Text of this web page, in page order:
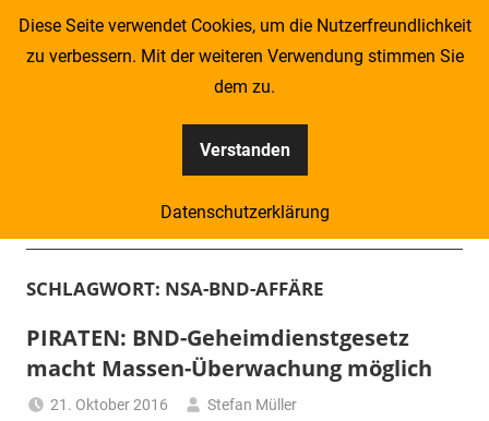
Zum
Kompass
–
Zeitung
für
Piraten
SCHLAGWORT: NSA-BND-AFFÄRE
PIRATEN: BND-Geheimdienstgesetz
macht Massen-Überwachung möglich
21. Oktober 2016
Stefan Müller
Diese Seite verwendet Cookies, um die Nutzerfreundlichkeit
zu verbessern. Mit der weiteren Verwendung stimmen Sie
dem zu.
Verstanden
Datenschutzerklärung